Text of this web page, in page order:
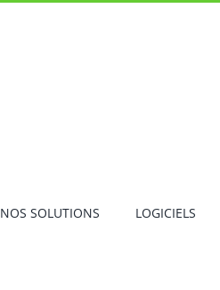
NOS SOLUTIONS LOGICIELS